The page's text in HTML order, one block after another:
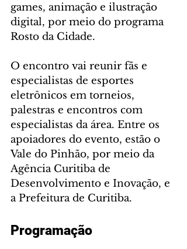
games, animação e ilustração
digital, por meio do programa
Rosto da Cidade.
O encontro vai reunir fãs e
especialistas de esportes
eletrônicos em torneios,
palestras e encontros com
especialistas da área. Entre os
apoiadores do evento, estão o
Vale do Pinhão, por meio da
Agência Curitiba de
Desenvolvimento e Inovação, e
a Prefeitura de Curitiba.
Programação